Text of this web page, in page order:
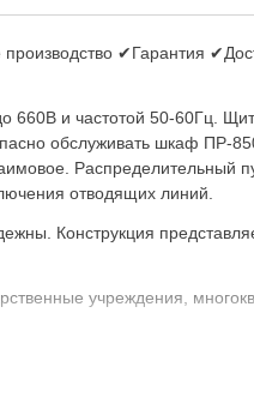
✔Гарантия
660В и частотой 50-60Гц.
обслуживать шкаф ПР-
Распределительный
отводящих линий.
Конструкция
учреждения,